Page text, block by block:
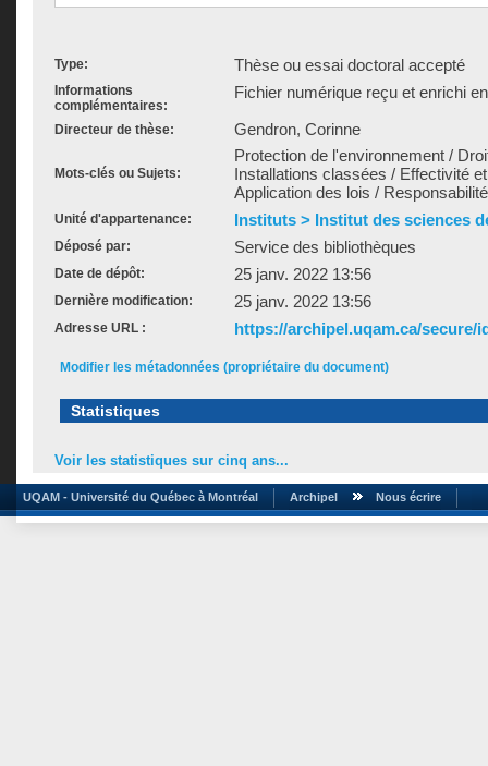
Type: Thèse ou essai doctoral accepté
Informations
complémentaires:
Fichier numérique reçu et enrichi
Directeur de thèse: Gendron, Corinne
Mots-clés ou Sujets:
Protection de l'environnement /
Installations classées / Effectivité
Application des lois /
Unité d'appartenance: Instituts > Institut des sciences
Déposé par: Service des bibliothèques
Date de dépôt: 25 janv. 2022 13:56
Dernière modification: 25 janv. 2022 13:56
Adresse URL : https://archipel.uqam.ca/secure/
Modifier les métadonnées (propriétaire du document)
Statistiques
Voir les statistiques sur cinq ans...
UQAM - Université du Québec à Montréal Archipel Nous écrire